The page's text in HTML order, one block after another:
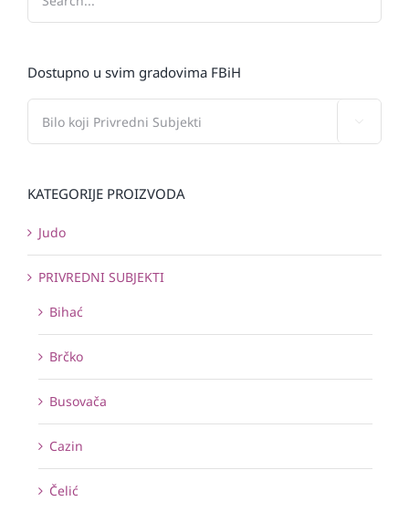
Dostupno u svim gradovima FBiH
KATEGORIJE PROIZVODA
Judo
PRIVREDNI SUBJEKTI
Bihać
Brčko
Busovača
Cazin
Čelić